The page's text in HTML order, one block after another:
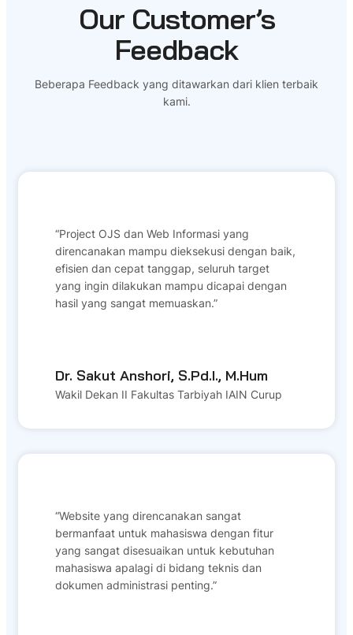
Our Customer’s
Feedback
Beberapa Feedback yang ditawarkan dari klien terbaik
kami.
“Project OJS dan Web Informasi yang
direncanakan mampu dieksekusi dengan baik,
efisien dan cepat tanggap, seluruh target
yang ingin dilakukan mampu dicapai dengan
hasil yang sangat memuaskan.”
Dr. Sakut Anshori, S.Pd.I., M.Hum
Wakil Dekan II Fakultas Tarbiyah IAIN Curup
“Website yang direncanakan sangat
bermanfaat untuk mahasiswa dengan fitur
yang sangat disesuaikan untuk kebutuhan
mahasiswa apalagi di bidang teknis dan
dokumen administrasi penting.”